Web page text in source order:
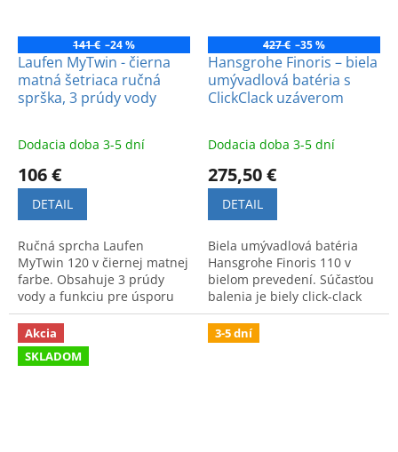
141 € –24 %
Laufen MyTwin - čierna
matná šetriaca ručná
sprška, 3 prúdy vody
Dodacia doba 3-5 dní
106 €
DETAIL
Ručná sprcha Laufen
MyTwin 120 v čiernej matnej
farbe. Obsahuje 3 prúdy
vody a funkciu pre úsporu
vody. Kvalitný doplnok do
modernej kúpeľne.
427 € –35 %
Hansgrohe Finoris – biela
umývadlová batéria s
ClickClack uzáverom
Dodacia doba 3-5 dní
275,50 €
DETAIL
Biela umývadlová batéria
Hansgrohe Finoris 110 v
bielom prevedení. Súčasťou
balenia je biely click-clack
odtok. Moderný dizajn a
kvalitné nemecké
spracovanie.
Akcia
SKLADOM
3-5 dní